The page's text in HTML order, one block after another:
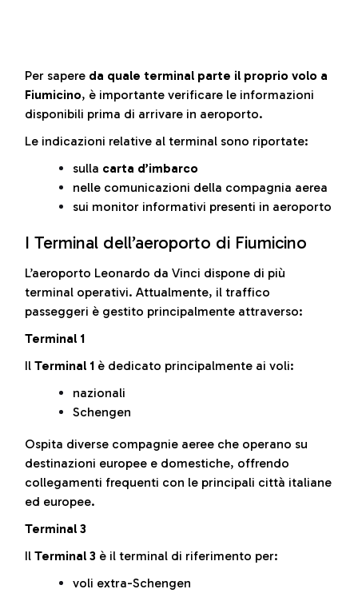
Per sapere da quale terminal parte il proprio volo a
Fiumicino, è importante verificare le informazioni
disponibili prima di arrivare in aeroporto.
Le indicazioni relative al terminal sono riportate:
sulla carta d’imbarco
nelle comunicazioni della compagnia aerea
sui monitor informativi presenti in aeroporto
I Terminal dell’aeroporto di Fiumicino
L’aeroporto Leonardo da Vinci dispone di più
terminal operativi. Attualmente, il traffico
passeggeri è gestito principalmente attraverso:
Terminal 1
Il Terminal 1 è dedicato principalmente ai voli:
nazionali
Schengen
Ospita diverse compagnie aeree che operano su
destinazioni europee e domestiche, offrendo
collegamenti frequenti con le principali città italiane
ed europee.
Terminal 3
Il Terminal 3 è il terminal di riferimento per:
voli extra-Schengen